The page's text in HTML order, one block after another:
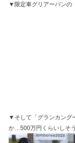
▼限定車グリアーバンの
▼そして「グランカング
か…500万円くらいしそ